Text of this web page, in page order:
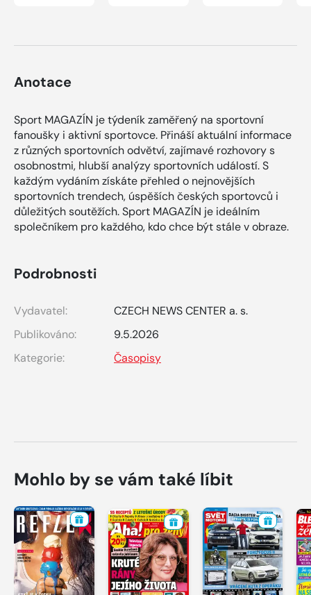
Anotace
Sport MAGAZÍN je týdeník zaměřený na sportovní
fanoušky i aktivní sportovce. Přináší aktuální informace
z různých sportovních odvětví, zajímavé rozhovory s
osobnostmi, hlubší analýzy sportovních událostí. S
každým vydáním získáte přehled o nejnovějších
sportovních trendech, úspěších českých sportovců i
důležitých soutěžích. Sport MAGAZÍN je ideálním
společníkem pro každého, kdo chce být stále v obraze.
Podrobnosti
Vydavatel:
CZECH NEWS CENTER a. s.
Publikováno:
9.5.2026
Kategorie:
Časopisy
Mohlo by se vám také líbit